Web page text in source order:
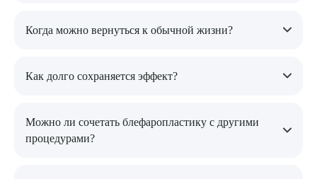
после заживления они практически незаметны.
Когда можно вернуться к обычной жизни?
пациентов возвращаются к повседневным делам уже через
Как долго сохраняется эффект?
зависимости от индивидуальных особенностей кожи и
скорости возрастных изменений.
Можно ли сочетать блефаропластику с другими
процедурами?